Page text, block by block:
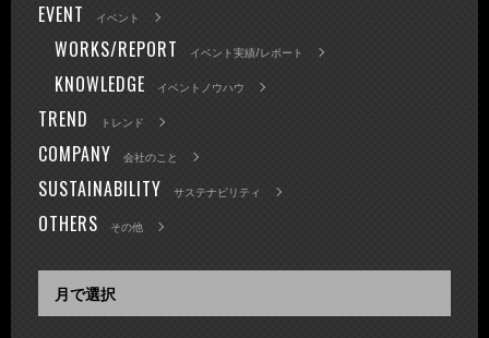
EVENT イベント
WORKS/REPORT イベント実績/レポート
KNOWLEDGE イベントノウハウ
TREND トレンド
COMPANY 会社のこと
SUSTAINABILITY サステナビリティ
OTHERS その他